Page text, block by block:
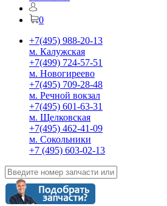
0
+7(495) 988-20-13
м. Калужская
+7(499) 724-57-51
м. Новогиреево
+7(495) 709-28-48
м. Речной вокзал
+7(495) 601-63-31
м. Щелковская
+7(495) 462-41-09
м. Сокольники
+7 (495) 603-02-13